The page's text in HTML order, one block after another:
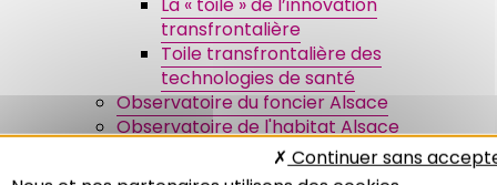
transfrontalière
Toile transfrontalière des
technologies de santé
Observatoire du foncier Alsace
Observatoire de l'habitat Alsace
Observatoire local des loyers du
Bas-Rhin
Continuer sans